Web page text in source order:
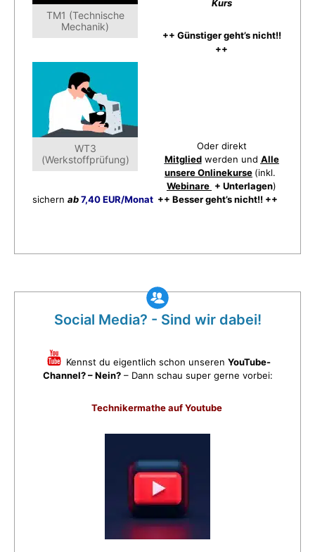
TM1 (Technische
Mechanik)
WT3
(Werkstoffprüfung)
Kurs
++ Günstiger geht’s nicht!!
++
Oder direkt
Mitgliedwerden und Alle
unsere Onlinekurse (inkl.
Webinare + Unterlagen)
sichern ab7,40 EUR/Monat ++ Besser geht’s nicht!! ++
Social Media? - Sind wir dabei!
Kennst du eigentlich schon unseren YouTube-
Channel? – Nein?– Dann schau super gerne vorbei:
Technikermathe auf Youtube